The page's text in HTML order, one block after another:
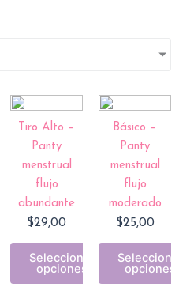
Tiro Alto –
Panty
menstrual
flujo
abundante
$29,00
Seleccionar
opciones
Básico –
Panty
menstrual
flujo
moderado
$25,00
opciones